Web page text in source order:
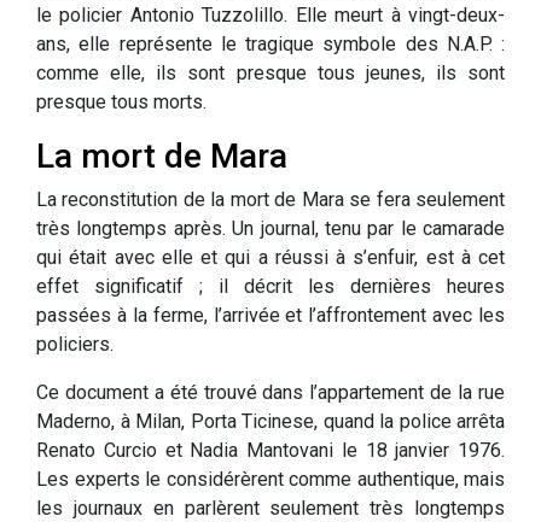
le policier Antonio Tuzzolillo. Elle meurt à vingt-deux-
ans, elle représente le tragique symbole des N.A.P. :
comme elle, ils sont presque tous jeunes, ils sont
presque tous morts.
La mort de Mara
La reconstitution de la mort de Mara se fera seulement
très longtemps après. Un journal, tenu par le camarade
qui était avec elle et qui a réussi à s’enfuir, est à cet
effet significatif ; il décrit les dernières heures
passées à la ferme, l’arrivée et l’affrontement avec les
policiers.
Ce document a été trouvé dans l’appartement de la rue
Maderno, à Milan, Porta Ticinese, quand la police arrêta
Renato Curcio et Nadia Mantovani le 18 janvier 1976.
Les experts le considérèrent comme authentique, mais
les journaux en parlèrent seulement très longtemps